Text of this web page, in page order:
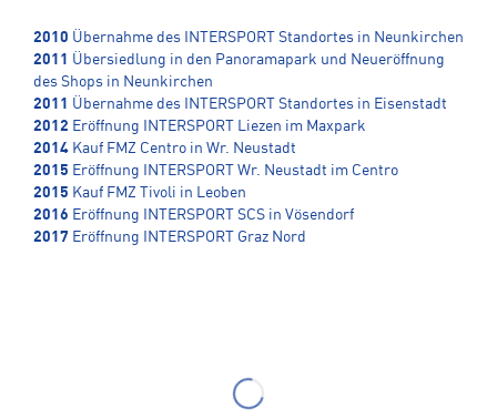
2010 Übernahme des INTERSPORT Standortes in Neunkirchen
2011 Übersiedlung in den Panoramapark und Neueröffnung
des Shops in Neunkirchen
2011 Übernahme des INTERSPORT Standortes in Eisenstadt
2012 Eröffnung INTERSPORT Liezen im Maxpark
2014 Kauf FMZ Centro in Wr. Neustadt
2015 Eröffnung INTERSPORT Wr. Neustadt im Centro
2015 Kauf FMZ Tivoli in Leoben
2016 Eröffnung INTERSPORT SCS in Vösendorf
2017 Eröffnung INTERSPORT Graz Nord